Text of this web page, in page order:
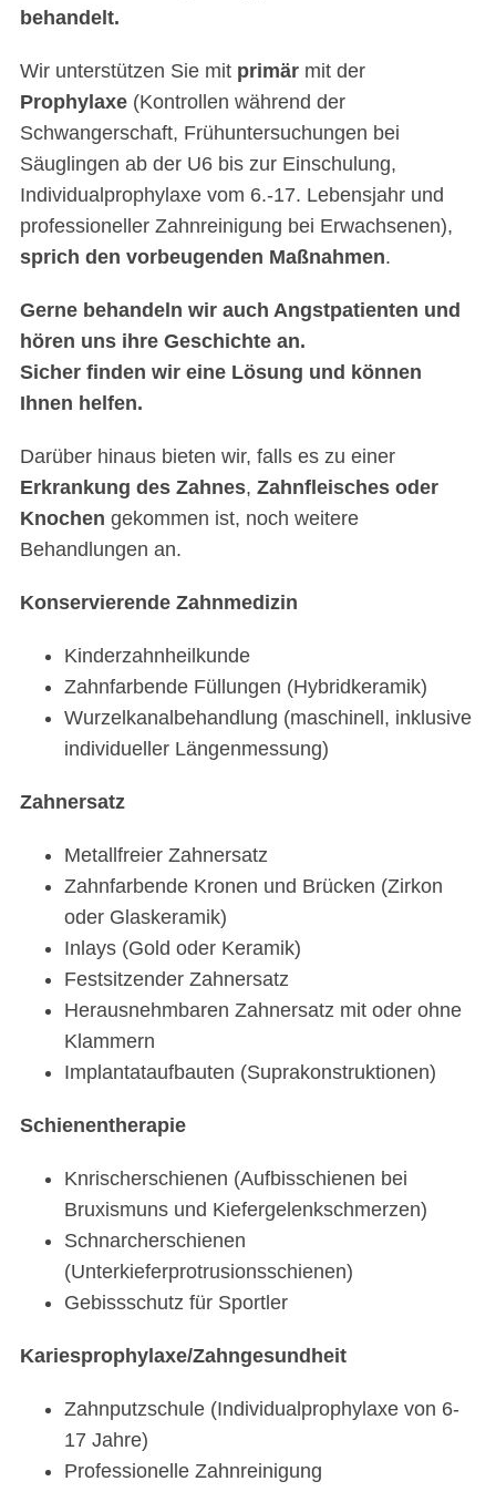
behandelt.
Wir unterstützen Sie mit primärmit der
Prophylaxe(Kontrollen während der
Schwangerschaft, Frühuntersuchungen bei
Säuglingen ab der U6 bis zur Einschulung,
Individualprophylaxe vom 6.-17. Lebensjahr und
professioneller Zahnreinigung bei Erwachsenen),
sprich den vorbeugenden Maßnahmen.
Gerne behandeln wir auch Angstpatienten und
hören uns ihre Geschichte an.
Sicher finden wir eine Lösung und können
Ihnen helfen.
Darüber hinaus bieten wir, falls es zu einer
Erkrankung des Zahnes, Zahnfleisches oder
Knochen gekommen ist, noch weitere
Behandlungen an.
Konservierende Zahnmedizin
Kinderzahnheilkunde
Zahnfarbende Füllungen (Hybridkeramik)
Wurzelkanalbehandlung (maschinell, inklusive
individueller Längenmessung)
Zahnersatz
Metallfreier Zahnersatz
Zahnfarbende Kronen und Brücken (Zirkon
oder Glaskeramik)
Inlays (Gold oder Keramik)
Festsitzender Zahnersatz
Herausnehmbaren Zahnersatz mit oder ohne
Klammern
Implantataufbauten (Suprakonstruktionen)
Schienentherapie
Knrischerschienen (Aufbisschienen bei
Bruxismuns und Kiefergelenkschmerzen)
Schnarcherschienen
(Unterkieferprotrusionsschienen)
Gebissschutz für Sportler
Kariesprophylaxe/Zahngesundheit
Zahnputzschule (Individualprophylaxe von 6-
17 Jahre)
Professionelle Zahnreinigung
e
a
r
c
h
f
r